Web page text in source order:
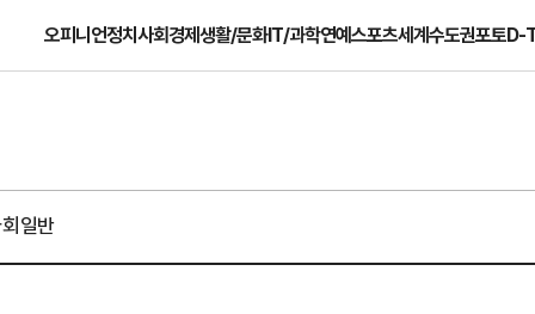
오피니언정치사회경제생활/문화IT/과학연예스포츠세계수도권포토D-
일반